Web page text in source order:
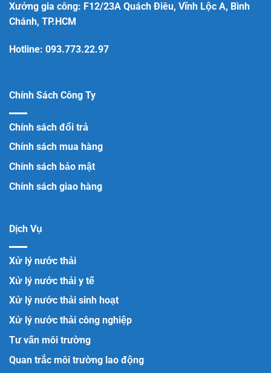
Xưởng gia công: F12/23A Quách Điêu, Vĩnh Lộc A, Bình
Chánh, TP.HCM
Hotline: 093.773.22.97
Chính Sách Công Ty
Chính sách đổi trả
Chính sách mua hàng
Chính sách bảo mật
Chính sách giao hàng
Dịch Vụ
Xử lý nước thải
Xử lý nước thải y tế
Xử lý nước thải sinh hoạt
Xử lý nước thải công nghiệp
Tư vấn môi trường
Quan trắc môi trường lao động